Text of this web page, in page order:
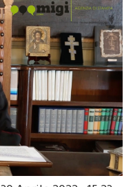
30 Aprile 2022 - 15:23